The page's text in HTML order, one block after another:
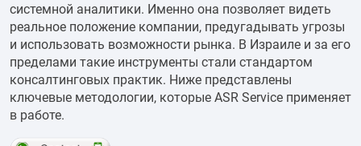
системной аналитики. Именно она позволяет видеть
реальное положение компании, предугадывать угрозы
и использовать возможности рынка. В Израиле и за его
пределами такие инструменты стали стандартом
консалтинговых практик. Ниже представлены
ключевые методологии, которые ASR Service применяет
в работе.